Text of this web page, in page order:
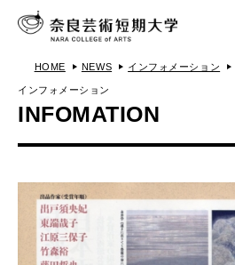
HOME NEWS インフォメーション
インフォメーション
INFOMATION